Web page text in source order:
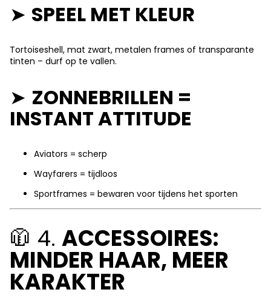
➤ SPEEL MET KLEUR
Tortoiseshell, mat zwart, metalen frames of transparante
tinten – durf op te vallen.
➤ ZONNEBRILLEN =
INSTANT ATTITUDE
Aviators = scherp
Wayfarers = tijdloos
Sportframes = bewaren voor tijdens het sporten
🧥 4. ACCESSOIRES:
MINDER HAAR, MEER
KARAKTER